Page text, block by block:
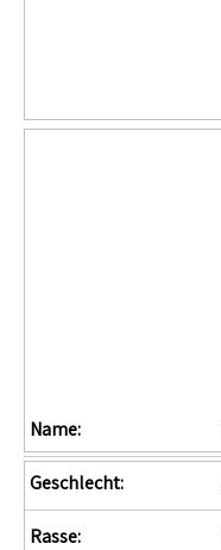
Name:
Geschlecht:
Rasse: